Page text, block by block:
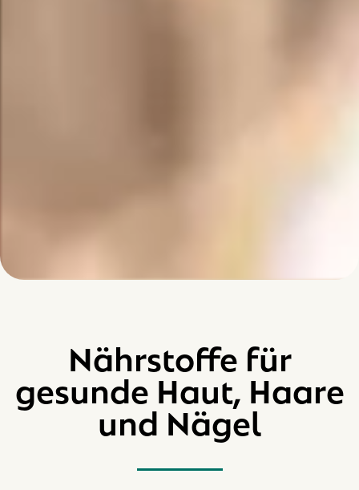
Nährstoffe für
gesunde Haut, Haare
und Nägel